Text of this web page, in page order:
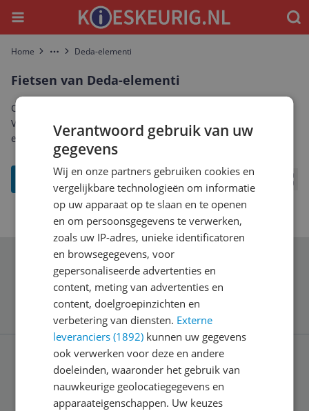
Menu
Home More Deda-elementi
Fietsen van Deda-elementi
Ontdek het complete aanbod fietsen van Deda-elementi.
Vergelijk prijzen, specificaties en reviews om de beste Deda-
elementi fietsen te vinden die bij jou past.
Schrijf je in voor onze nieuwsbrief
Service
Verantwoord gebruik van uw
gegevens
Wij en onze partners gebruiken cookies en
vergelijkbare technologieën om informatie
op uw apparaat op te slaan en te openen
en om persoonsgegevens te verwerken,
zoals uw IP-adres, unieke identificatoren
en browsegegevens, voor
gepersonaliseerde advertenties en
content, meting van advertenties en
content, doelgroepinzichten en
verbetering van diensten. Externe
leveranciers (1892) kunnen uw gegevens
ook verwerken voor deze en andere
doeleinden, waaronder het gebruik van
nauwkeurige geolocatiegegevens en
apparaateigenschappen. Uw keuzes